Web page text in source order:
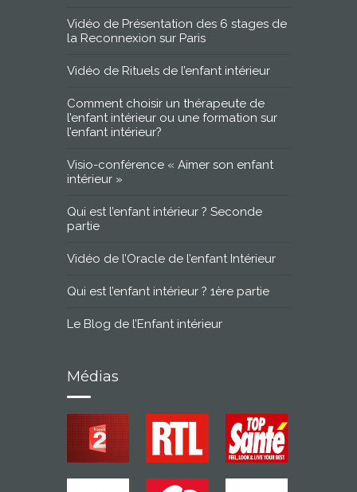
Vidéo de Présentation des 6 stages de
la Reconnexion sur Paris
Vidéo de Rituels de l’enfant intérieur
Comment choisir un thérapeute de
l’enfant intérieur ou une formation sur
l’enfant intérieur?
Visio-conférence « Aimer son enfant
intérieur »
Qui est l’enfant intérieur ? Seconde
partie
Vidéo de l’Oracle de l’enfant Intérieur
Qui est l’enfant intérieur ? 1ère partie
Le Blog de l’Enfant intérieur
Médias